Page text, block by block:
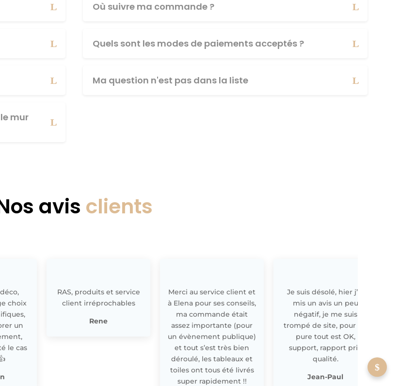
mur
Où suivre ma commande ?
Quels sont les modes de paiements acceptés ?
Ma question n'est pas dans la liste
avis clients
choix
un
le cas
RAS, produits et service
client irréprochables
Rene
Merci au service client et
à Elena pour ses conseils,
ma commande était
assez importante (pour
un évènement publique)
et tout s’est très bien
déroulé, les tableaux et
toiles ont tous été livrés
super rapidement !!
Je suis désolé, hier j’ai
mis un avis un peu
négatif, je me suis
trompé de site, pour off
pure tout est OK,
support, rapport prix
qualité.
Jean-Paul